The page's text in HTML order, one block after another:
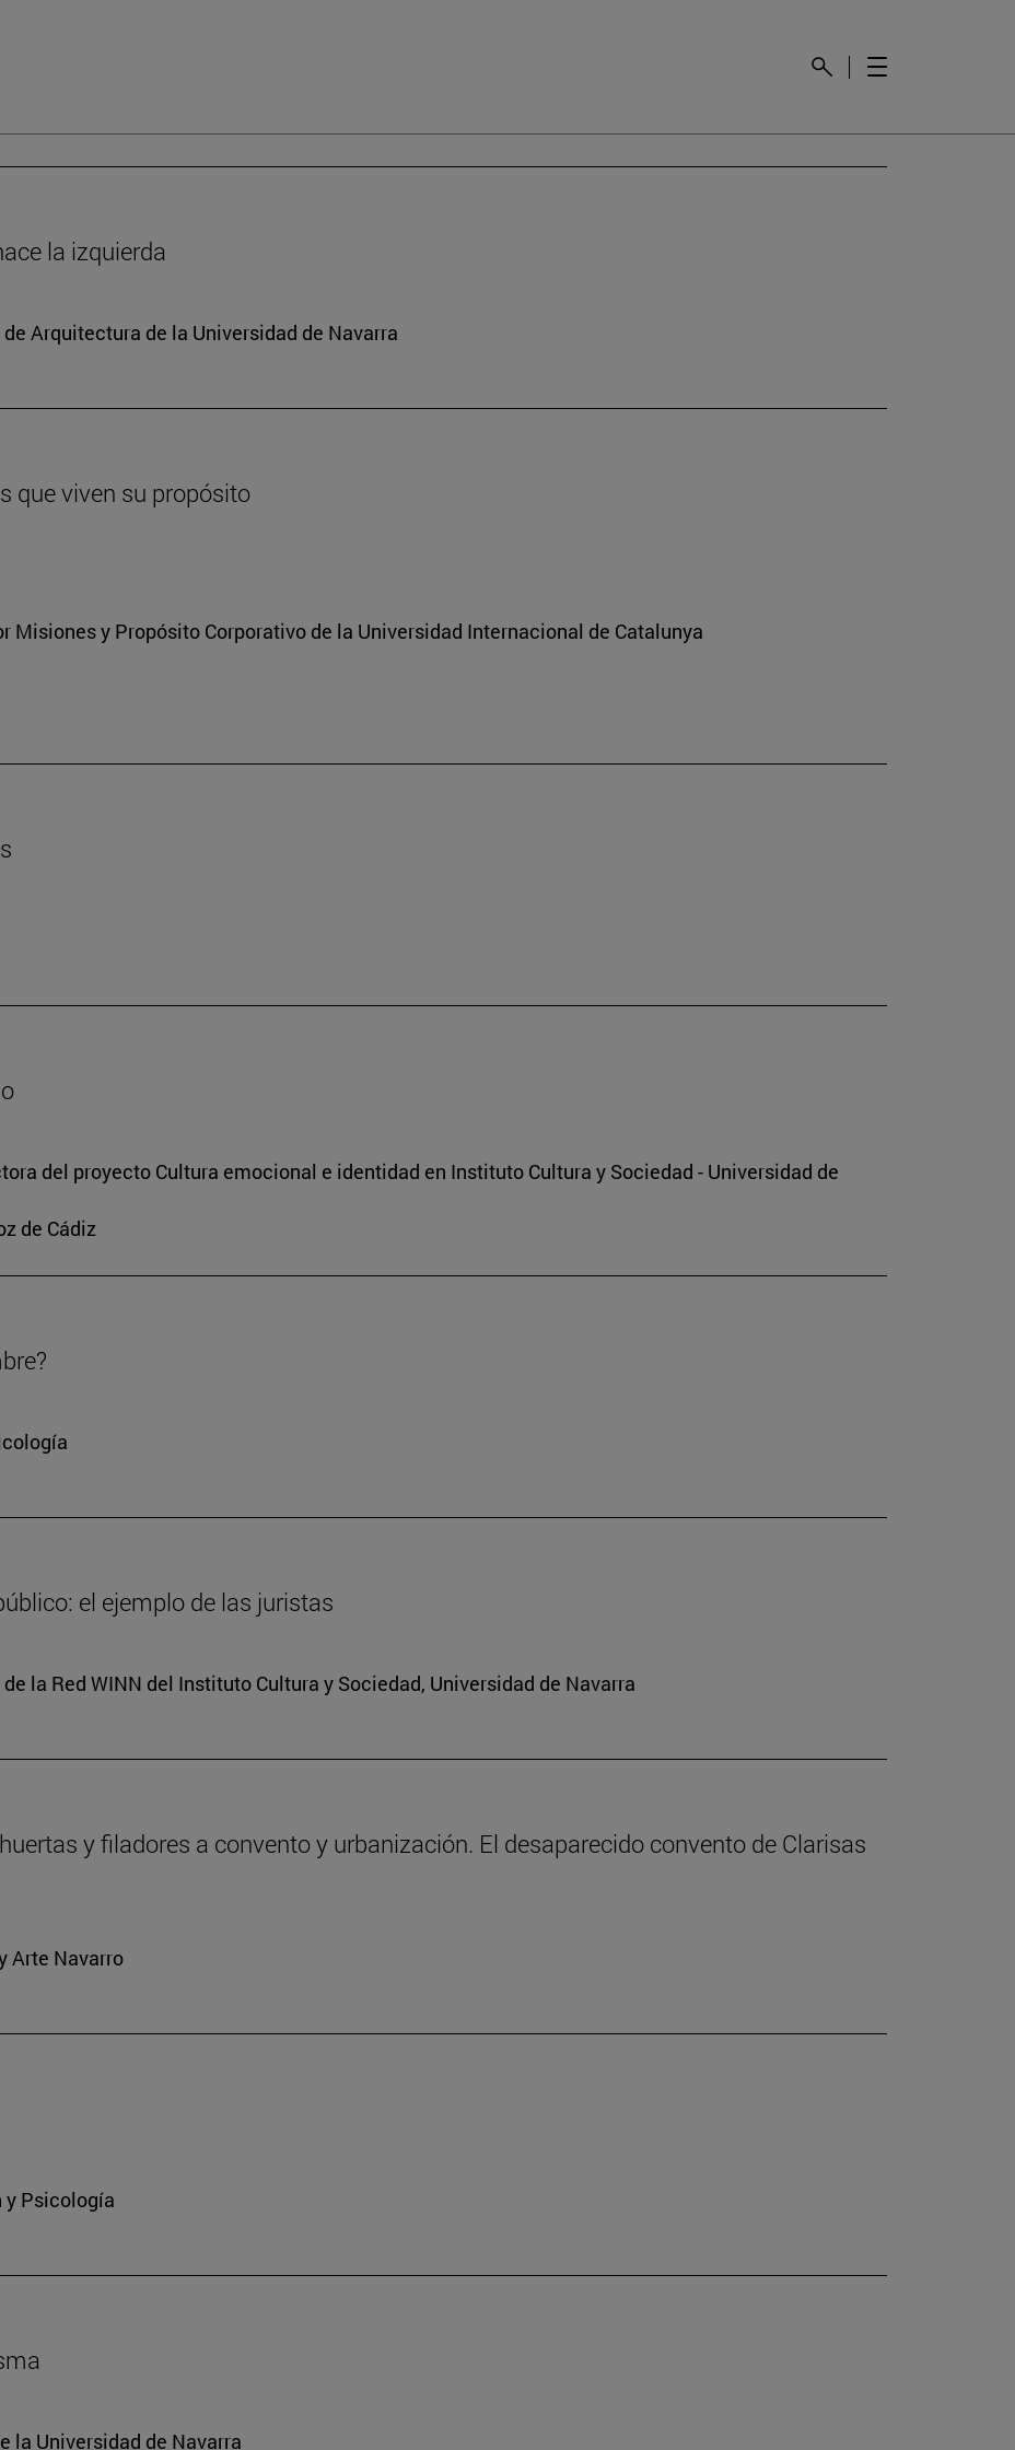
la izquierda
Arquitectura de la Universidad de Navarra
que viven su propósito
Misiones y Propósito Corporativo de la Universidad Internacional de Catalunya
del proyecto Cultura emocional e identidad en Instituto Cultura y Sociedad - Universidad de
de Cádiz
el ejemplo de las juristas
la Red WINN del Instituto Cultura y Sociedad, Universidad de Navarra
y filadores a convento y urbanización. El desaparecido convento de Clarisas
Arte Navarro
y Psicología
la Universidad de Navarra